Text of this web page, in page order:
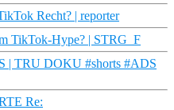
Recht? | reporter
TikTok-Hype? | STRG_F
| TRU DOKU #shorts #ADS
Re: